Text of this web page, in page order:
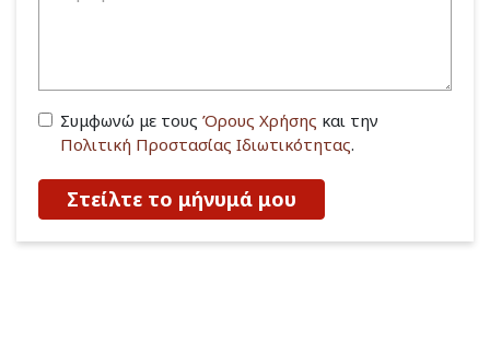
Συμφωνώ με τους Όρους Χρήσης και την
Πολιτική Προστασίας Ιδιωτικότητας.
Στείλτε το μήνυμά μου